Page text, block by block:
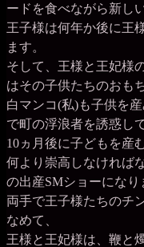
ードを食べながら新し
王子様は何年か後に王
ます。
そして、王様と王妃様
はその子供たちのおも
白マンコ(私)も子供を
で町の浮浪者を誘惑し
10ヵ月後に子どもを産
何より崇高しなければ
の出産SMショーになり
両手で王子様たちのチ
なめて、
王様と王妃様は、鞭と